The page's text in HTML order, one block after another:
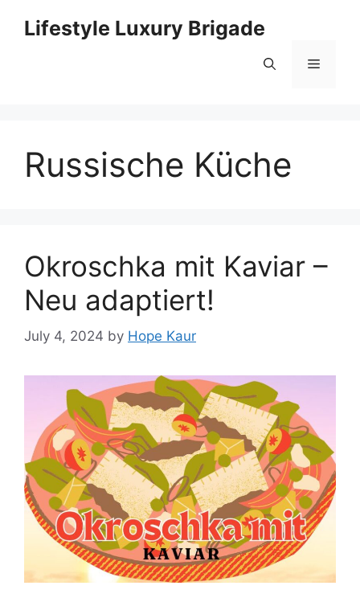
Lifestyle Luxury Brigade
Menu
Russische Küche
Okroschka mit Kaviar –
Neu adaptiert!
July 4, 2024 by Hope Kaur